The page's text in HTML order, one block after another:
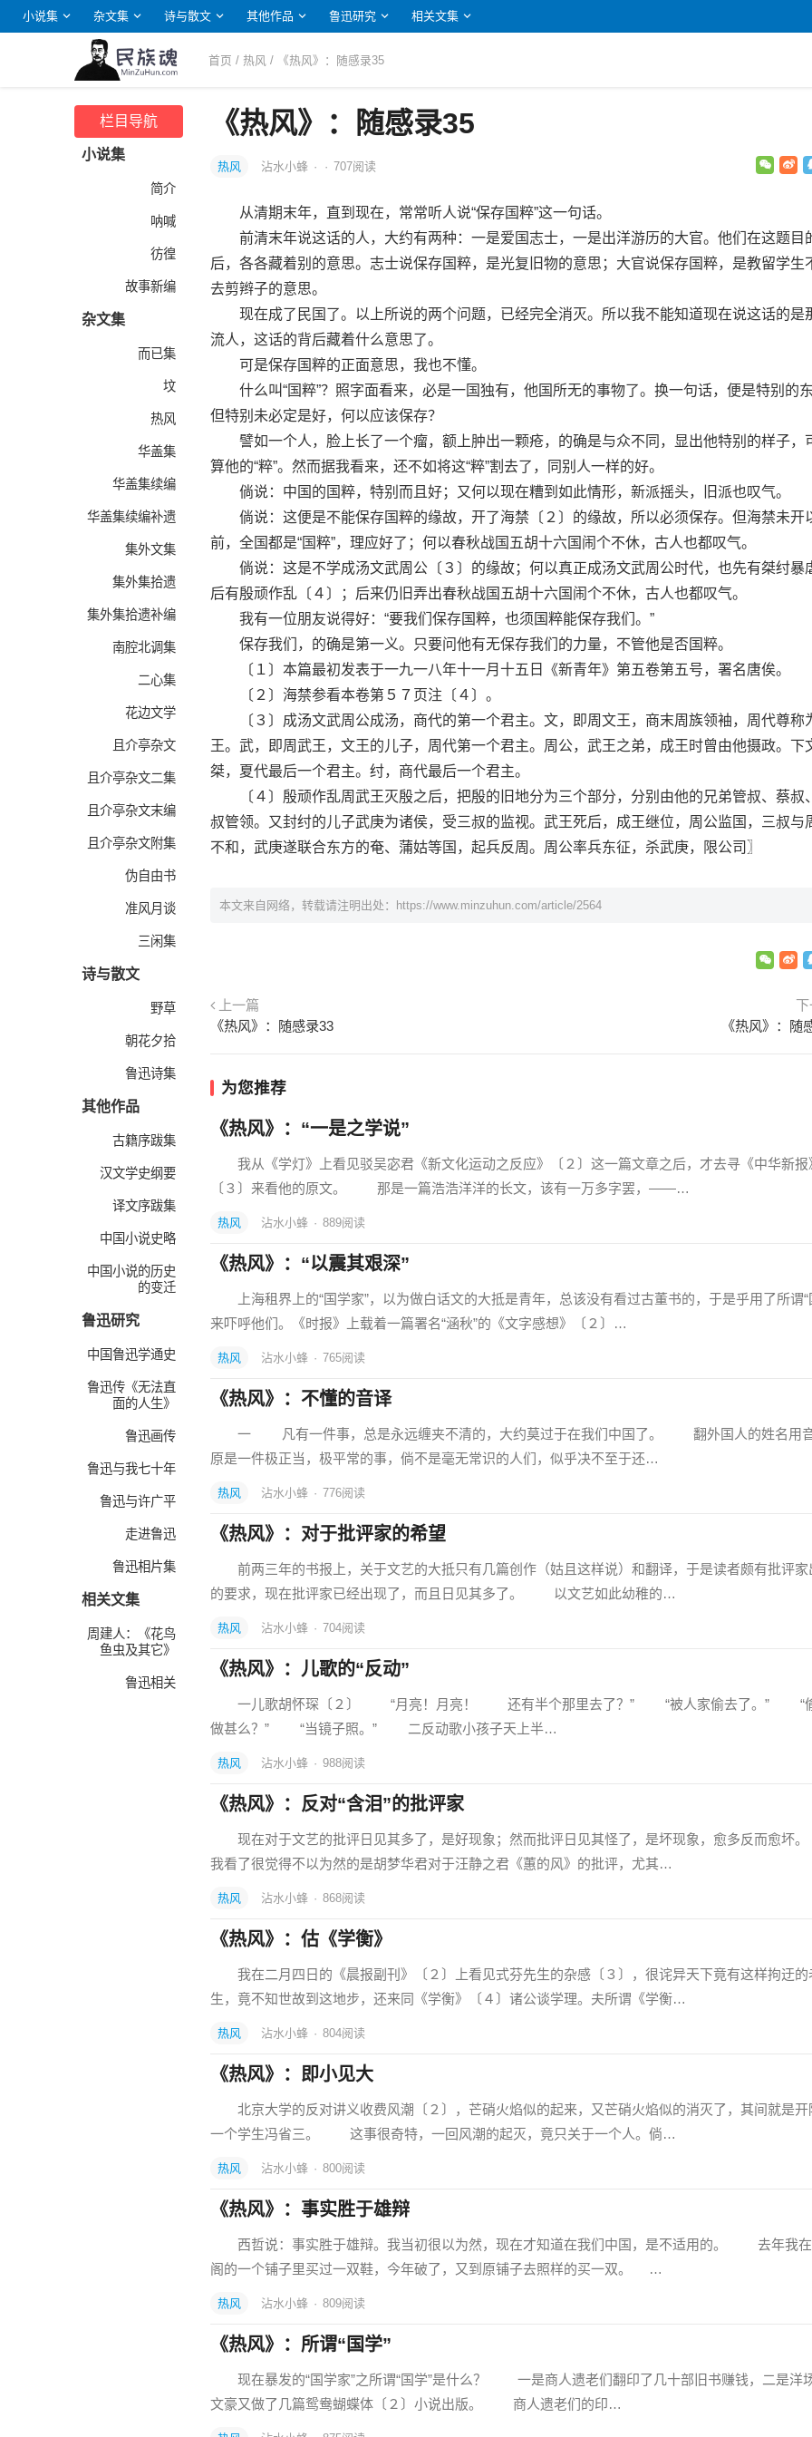
小说集 杂文集 诗与散文 其他作品 鲁迅研究 相关文集
首页 / 热风 / 《热风》：随感录35
栏目导航
小说集
简介
呐喊
彷徨
故事新编
杂文集
而已集
坟
热风
华盖集
华盖集续编
华盖集续编补遗
集外文集
集外集拾遗
集外集拾遗补编
南腔北调集
二心集
花边文学
且介亭杂文
且介亭杂文二集
且介亭杂文末编
且介亭杂文附集
伪自由书
准风月谈
三闲集
诗与散文
野草
朝花夕拾
鲁迅诗集
其他作品
古籍序跋集
汉文学史纲要
译文序跋集
中国小说史略
中国小说的历史
的变迁
鲁迅研究
中国鲁迅学通史
鲁迅传《无法直
面的人生》
鲁迅画传
鲁迅与我七十年
鲁迅与许广平
走进鲁迅
鲁迅相片集
相关文集
周建人：《花鸟
鱼虫及其它》
鲁迅相关
《热风》：随感录35
热风 沾水小蜂 · · 707阅读
从清期末年，直到现在，常常听人说“保存国粹”这一句话。
前清末年说这话的人，大约有两种：一是爱国志士，一是出洋游历的大官。他们在这题目
后，各各藏着别的意思。志士说保存国粹，是光复旧物的意思；大官说保存国粹，是教留学生
去剪辫子的意思。
现在成了民国了。以上所说的两个问题，已经完全消灭。所以我不能知道现在说这话的是
流人，这话的背后藏着什么意思了。
可是保存国粹的正面意思，我也不懂。
什么叫“国粹”？照字面看来，必是一国独有，他国所无的事物了。换一句话，便是特别的东
但特别未必定是好，何以应该保存？
譬如一个人，脸上长了一个瘤，额上肿出一颗疮，的确是与众不同，显出他特别的样子，
算他的“粹”。然而据我看来，还不如将这“粹”割去了，同别人一样的好。
倘说：中国的国粹，特别而且好；又何以现在糟到如此情形，新派摇头，旧派也叹气。
倘说：这便是不能保存国粹的缘故，开了海禁〔２〕的缘故，所以必须保存。但海禁未开
前，全国都是“国粹”，理应好了；何以春秋战国五胡十六国闹个不休，古人也都叹气。
倘说：这是不学成汤文武周公〔３〕的缘故；何以真正成汤文武周公时代，也先有桀纣暴
后有殷顽作乱〔４〕；后来仍旧弄出春秋战国五胡十六国闹个不休，古人也都叹气。
我有一位朋友说得好：“要我们保存国粹，也须国粹能保存我们。”
保存我们，的确是第一义。只要问他有无保存我们的力量，不管他是否国粹。
〔１〕本篇最初发表于一九一八年十一月十五日《新青年》第五卷第五号，署名唐俟。
〔２〕海禁参看本卷第５７页注〔４〕。
〔３〕成汤文武周公成汤，商代的第一个君主。文，即周文王，商末周族领袖，周代尊称
王。武，即周武王，文王的儿子，周代第一个君主。周公，武王之弟，成王时曾由他摄政。下
桀，夏代最后一个君主。纣，商代最后一个君主。
〔４〕殷顽作乱周武王灭殷之后，把殷的旧地分为三个部分，分别由他的兄弟管叔、蔡叔
叔管领。又封纣的儿子武庚为诸侯，受三叔的监视。武王死后，成王继位，周公监国，三叔与
不和，武庚遂联合东方的奄、蒲姑等国，起兵反周。周公率兵东征，杀武庚，限公司〗
本文来自网络，转载请注明出处： https://www.minzuhun.com/article/2564
上一篇
《热风》：随感录33
《热风》：随
为您推荐
《热风》：“一是之学说”
我从《学灯》上看见驳吴宓君《新文化运动之反应》〔２〕这一篇文章之后，才去寻《中华新报
〔３〕来看他的原文。 那是一篇浩浩洋洋的长文，该有一万多字罢，——…
热风 沾水小蜂 · 889阅读
《热风》：“以震其艰深”
上海租界上的“国学家”，以为做白话文的大抵是青年，总该没有看过古董书的，于是乎用了所谓“
来吓呼他们。《时报》上载着一篇署名“涵秋”的《文字感想》〔２〕…
热风 沾水小蜂 · 765阅读
《热风》：不懂的音译
一 凡有一件事，总是永远缠夹不清的，大约莫过于在我们中国了。 翻外国人的姓名用音
原是一件极正当，极平常的事，倘不是毫无常识的人们，似乎决不至于还…
热风 沾水小蜂 · 776阅读
《热风》：对于批评家的希望
前两三年的书报上，关于文艺的大抵只有几篇创作（姑且这样说）和翻译，于是读者颇有批评家
的要求，现在批评家已经出现了，而且日见其多了。 以文艺如此幼稚的…
热风 沾水小蜂 · 704阅读
《热风》：儿歌的“反动”
一儿歌胡怀琛〔２〕 “月亮！月亮！ 还有半个那里去了？” “被人家偷去了。” “
做甚么？” “当镜子照。” 二反动歌小孩子天上半…
热风 沾水小蜂 · 988阅读
《热风》：反对“含泪”的批评家
现在对于文艺的批评日见其多了，是好现象；然而批评日见其怪了，是坏现象，愈多反而愈
我看了很觉得不以为然的是胡梦华君对于汪静之君《蕙的风》的批评，尤其…
热风 沾水小蜂 · 868阅读
《热风》：估《学衡》
我在二月四日的《晨报副刊》〔２〕上看见式芬先生的杂感〔３〕，很诧异天下竟有这样拘迂的
生，竟不知世故到这地步，还来同《学衡》〔４〕诸公谈学理。夫所谓《学衡…
热风 沾水小蜂 · 804阅读
《热风》：即小见大
北京大学的反对讲义收费风潮〔２〕，芒硝火焰似的起来，又芒硝火焰似的消灭了，其间就是开
一个学生冯省三。 这事很奇特，一回风潮的起灭，竟只关于一个人。倘…
热风 沾水小蜂 · 800阅读
《热风》：事实胜于雄辩
西哲说：事实胜于雄辩。我当初很以为然，现在才知道在我们中国，是不适用的。 去年我在
阁的一个铺子里买过一双鞋，今年破了，又到原铺子去照样的买一双。 …
热风 沾水小蜂 · 809阅读
《热风》：所谓“国学”
现在暴发的“国学家”之所谓“国学”是什么？ 一是商人遗老们翻印了几十部旧书赚钱，二是洋
文豪又做了几篇鸳鸯蝴蝶体〔２〕小说出版。 商人遗老们的印…